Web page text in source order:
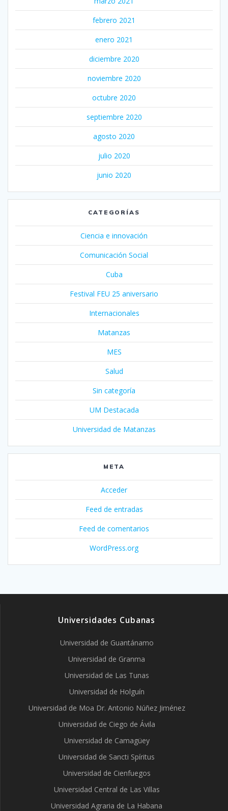
febrero 2021
enero 2021
diciembre 2020
noviembre 2020
octubre 2020
septiembre 2020
agosto 2020
julio 2020
junio 2020
CATEGORÍAS
Ciencia e innovación
Comunicación Social
Cuba
Festival FEU 25 aniversario
Internacionales
Matanzas
MES
Salud
Sin categoría
UM Destacada
Universidad de Matanzas
META
Acceder
Feed de entradas
Feed de comentarios
WordPress.org
Universidades Cubanas
Universidad de Guantánamo
Universidad de Granma
Universidad de Las Tunas
Universidad de Holguín
Universidad de Moa Dr. Antonio Núñez Jiménez
Universidad de Ciego de Ávila
Universidad de Camagüey
Universidad de Sancti Spíritus
Universidad de Cienfuegos
Universidad Central de Las Villas
Universidad Agraria de La Habana